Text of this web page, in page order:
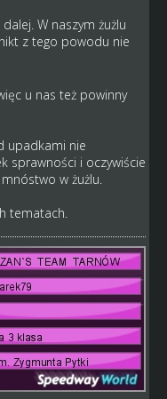
W naszym żużlu
z tego powodu nie
u nas też powinny
upadkami nie
sprawności i oczywiście
w żużlu.
tematach.